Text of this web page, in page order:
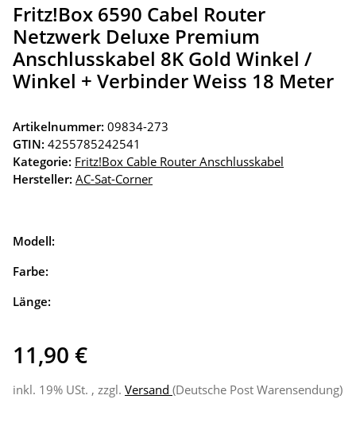
Fritz!Box 6590 Cabel Router
Netzwerk Deluxe Premium
Anschlusskabel 8K Gold Winkel /
Winkel + Verbinder Weiss 18 Meter
Artikelnummer: 09834-273
GTIN: 4255785242541
Kategorie: Fritz!Box Cable Router Anschlusskabel
Hersteller: AC-Sat-Corner
Modell:
Farbe:
Länge:
11,90 €
inkl. 19% USt. , zzgl. Versand (Deutsche Post Warensendung)